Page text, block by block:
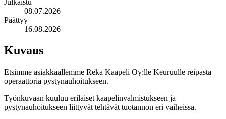
08.07.2026
Päättyy
16.08.2026
Kuvaus
Etsimme asiakkaallemme Reka Kaapeli Oy:lle Keuruulle reipasta
operaattoria pystynauhoitukseen.
Työnkuvaan kuuluu erilaiset kaapelinvalmistukseen ja
pystynauhoitukseen liittyvät tehtävät tuotannon eri vaiheissa.